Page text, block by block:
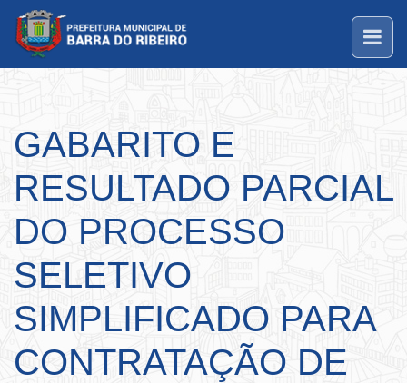
GABARITO E
RESULTADO PARCIAL
DO PROCESSO
SELETIVO
SIMPLIFICADO PARA
CONTRATAÇÃO DE